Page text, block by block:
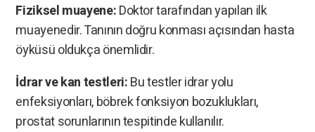
Fiziksel muayene:Doktor tarafından yapılan ilk
muayenedir. Tanının doğru konması açısından hasta
öyküsü oldukça önemlidir.
İdrar ve kan testleri:Bu testler idrar yolu
enfeksiyonları, böbrek fonksiyon bozuklukları,
prostat sorunlarının tespitinde kullanılır.